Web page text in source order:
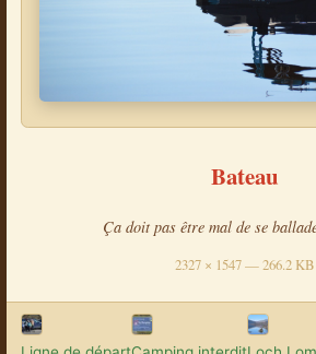
Bateau
Ça doit pas être mal de se
2327 × 1547 — 266.2 KB